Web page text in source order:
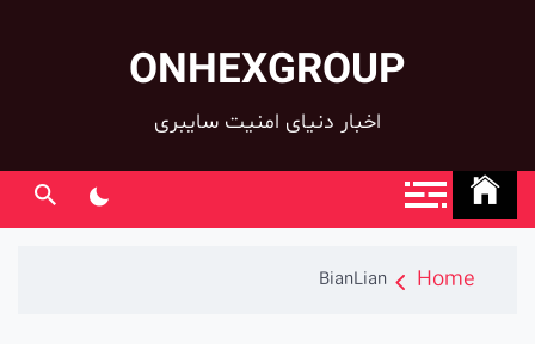
ONHEXGROUP
اخبار دنیای امنیت سایبری
Home
BianLian